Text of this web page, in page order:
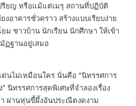
รียญ หรือแม้แต่เมรุ สถานที่ปฏิบัติ
งอาคารชั่วคราว สร้างแบบเรียบง่าย
ชาวบ้าน นักเรียน นักศึกษา ให้เข้า
ฏฐานอยู่เสมอ
นไม่เหมือนใคร นั่นคือ “นิทรรศการ
นิทรรศการสุดพิเศษที่จำลองเรื่อง
ผ่านหุ่นขี้ผึ้งอันประณีตงดงาม